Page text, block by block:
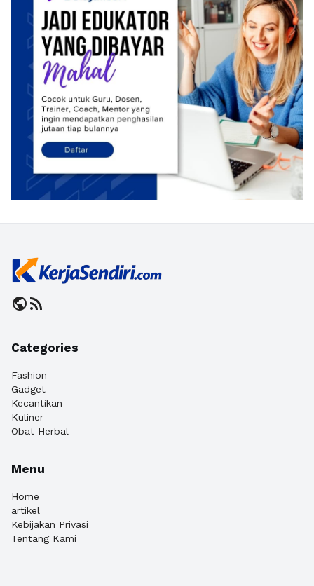
publicrss_feed
Categories
Fashion
Gadget
Kecantikan
Kuliner
Obat Herbal
Menu
Home
artikel
Kebijakan Privasi
Tentang Kami